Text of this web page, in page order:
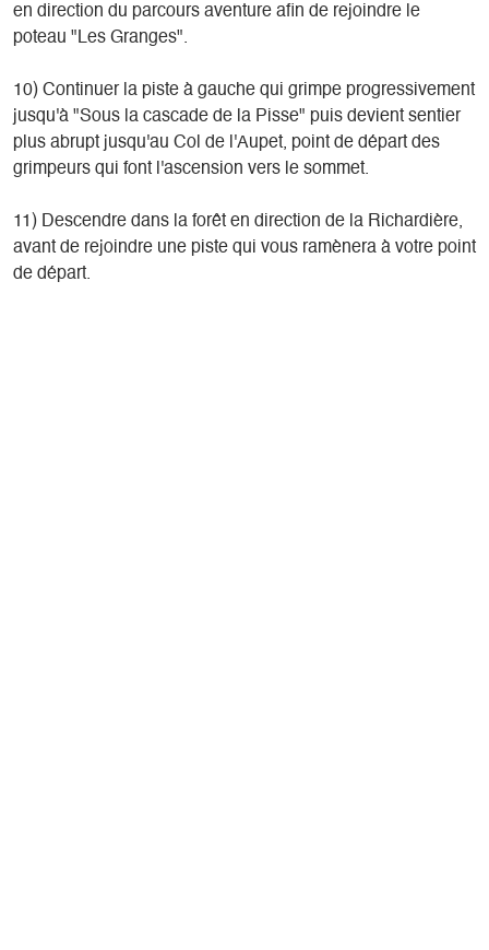
en direction du parcours aventure afin de rejoindre le
poteau "Les Granges".
10) Continuer la piste à gauche qui grimpe progressivement
jusqu'à "Sous la cascade de la Pisse" puis devient sentier
plus abrupt jusqu'au Col de l'Aupet, point de départ des
grimpeurs qui font l'ascension vers le sommet.
11) Descendre dans la forêt en direction de la Richardière,
avant de rejoindre une piste qui vous ramènera à votre point
de départ.